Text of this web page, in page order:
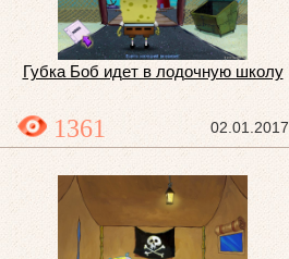
Губка Боб идет в лодочную школу
02.01.2017
1361